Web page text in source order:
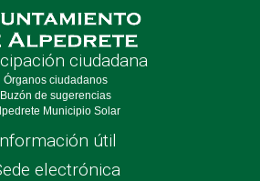
ciudadana
Órganos ciudadanos
Buzón de sugerencias
Municipio Solar
útil
electrónica